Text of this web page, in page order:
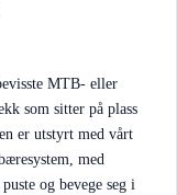
MTB- eller
som sitter på plass
er utstyrt med vårt
med
og bevege seg i